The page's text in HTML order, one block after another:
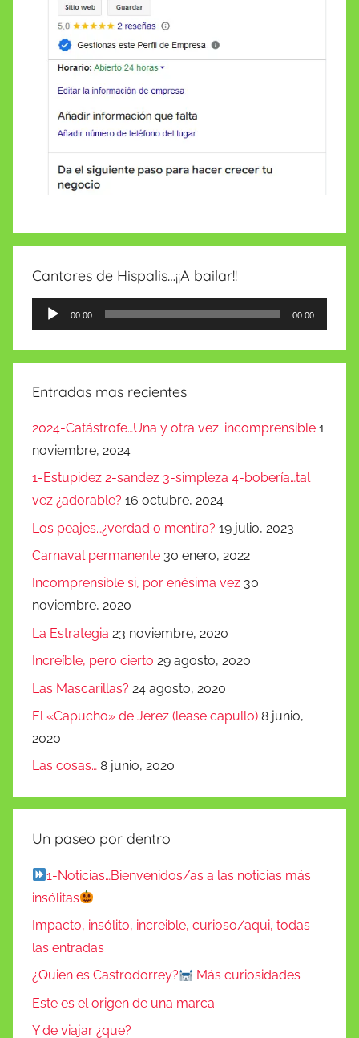
Cantores de Hispalis…¡¡A bailar!!
Reproductor
de
audio
00:00 00:00
Entradas mas recientes
2024-Catástrofe…Una y otra vez: incomprensible 1
noviembre, 2024
1-Estupidez 2-sandez 3-simpleza 4-bobería…tal
vez ¿adorable? 16 octubre, 2024
Los peajes…¿verdad o mentira? 19 julio, 2023
Carnaval permanente 30 enero, 2022
Incomprensible si, por enésima vez 30
noviembre, 2020
La Estrategia 23 noviembre, 2020
Increíble, pero cierto 29 agosto, 2020
Las Mascarillas? 24 agosto, 2020
El «Capucho» de Jerez (lease capullo) 8 junio,
2020
Las cosas… 8 junio, 2020
Un paseo por dentro
1-Noticias…Bienvenidos/as a las noticias más
insólitas
Impacto, insólito, increible, curioso/aqui, todas
las entradas
¿Quien es Castrodorrey?
Más curiosidades
Este es el origen de una marca
Y de viajar ¿que?